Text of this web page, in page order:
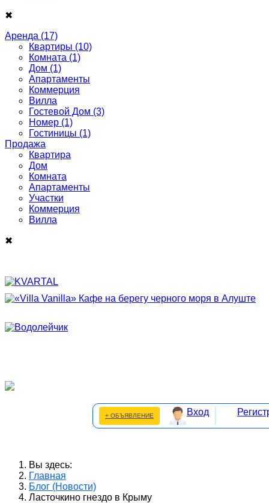
✖
Аренда (17)
Квартиры (10)
Комната (1)
Дом (1)
Апартаменты
Коммерция
Вилла
Гостевой Дом (3)
Номер (1)
Гостиницы (1)
Продажа
Квартира
Дом
Комнатa
Апартаменты
Участки
Коммерция
Виллa
✖
+ ОБЪЯВЛЕНИЕ Вход
Вы здесь:
Главная
Блог (Новости)
Ласточкино гнездо в Крыму